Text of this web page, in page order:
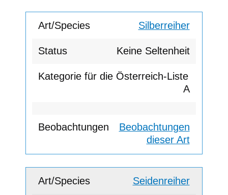
Silberreiher
Keine Seltenheit
A
Beobachtungen
dieser Art
Seidenreiher